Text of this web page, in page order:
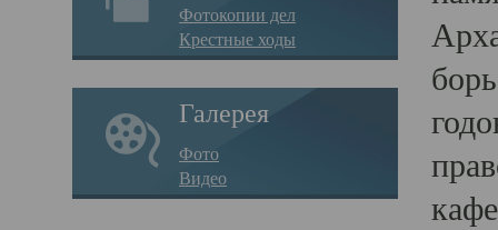
Фотокопии дел
Крестные ходы
Галерея
Фото
Видео